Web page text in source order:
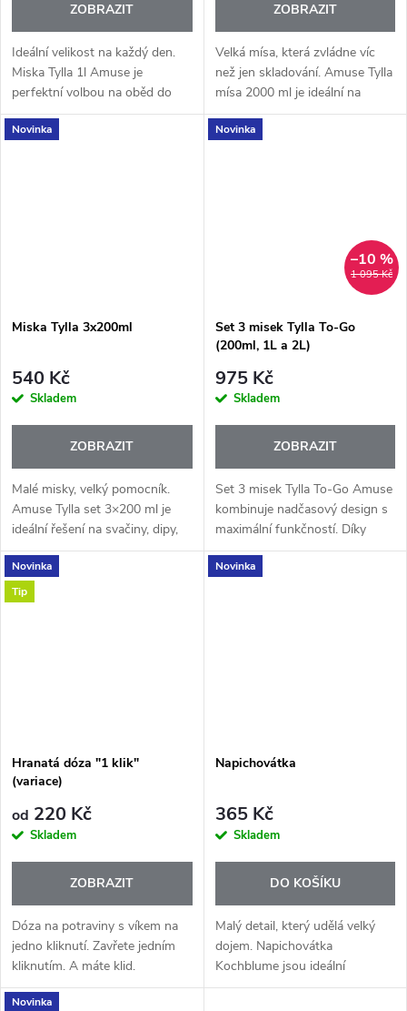
ZOBRAZIT
Ideální velikost na každý den.
Miska Tylla 1l Amuse je
perfektní volbou na oběd do
práce, salát, těstoviny nebo
zbytky z večeře – jednoduše
ZOBRAZIT
Velká mísa, která zvládne víc
než jen skladování. Amuse Tylla
mísa 2000 ml je ideální na
saláty, větší porce jídla nebo
sdílení dobrot s rodinou – doma
Novinka
Miska Tylla 3x200ml
540 Kč
Skladem
ZOBRAZIT
Malé misky, velký pomocník.
Amuse Tylla set 3×200 ml je
ideální řešení na svačiny, dipy,
oříšky nebo malé porce jídla –
přesně tak, abyste měli vše po
ruce kdykoliv během dne....
Novinka
1 095 Kč
–10 %
Set 3 misek Tylla To-Go
(200ml, 1L a 2L)
975 Kč
Skladem
ZOBRAZIT
Set 3 misek Tylla To-Go Amuse
kombinuje nadčasový design s
maximální funkčností. Díky
průhlednému víku z Tritanu
vždy hned vidíte, co je uvnitř, a
Novinka
Tip
Hranatá dóza "1 klik"
(variace)
od 220 Kč
Skladem
ZOBRAZIT
Dóza na potraviny s víkem na
jedno kliknutí. Zavřete jedním
kliknutím. A máte klid.
Novinka
Napichovátka
365 Kč
Skladem
DO KOŠÍKU
Malý detail, který udělá velký
dojem. Napichovátka
Kochblume jsou ideální
pomocník na servírování
Novinka